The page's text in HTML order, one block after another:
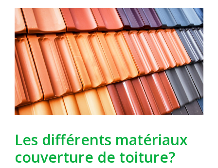
Les différents matériaux
couverture de toiture?